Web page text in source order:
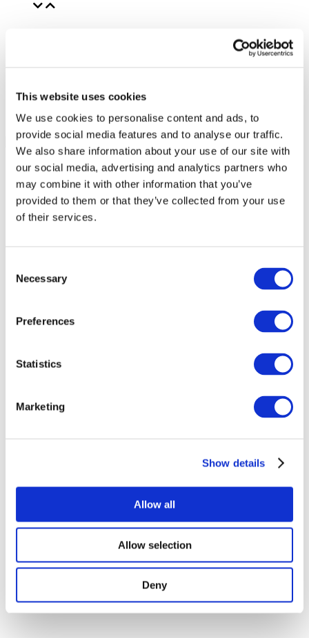
This website uses cookies
We use cookies to personalise content and ads, to
provide social media features and to analyse our traffic.
We also share information about your use of our site with
our social media, advertising and analytics partners who
may combine it with other information that you’ve
provided to them or that they’ve collected from your use
of their services.
Selection
Necessary
Preferences
Statistics
Marketing
Show details
Allow all
Allow selection
Deny
Összes
Concertos
Sem subgênero
Alkalmaz